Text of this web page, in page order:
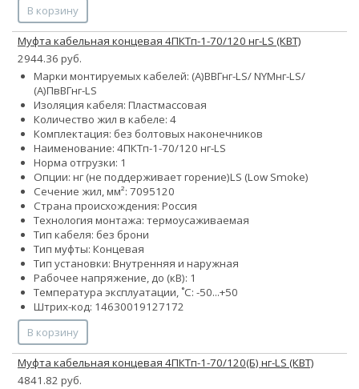
В корзину
Муфта кабельная концевая 4ПКТп-1-70/120 нг-LS (КВТ)
2944.36 руб.
Марки монтируемых кабелей: (А)ВВГнг-LS/ NYMнг-LS/
(А)ПвВГнг-LS
Изоляция кабеля: Пластмассовая
Количество жил в кабеле: 4
Комплектация: без болтовых наконечников
Наименование: 4ПКТп-1-70/120 нг-LS
Норма отгрузки: 1
Опции: нг (не поддерживает горение)LS (Low Smoke)
Сечение жил, мм²: 7095120
Страна происхождения: Россия
Технология монтажа: термоусаживаемая
Тип кабеля: без брони
Тип муфты: Концевая
Тип установки: Внутренняя и наружная
Рабочее напряжение, до (кВ): 1
Температура эксплуатации, ˚С: -50...+50
Штрих-код: 14630019127172
В корзину
Муфта кабельная концевая 4ПКТп-1-70/120(Б) нг-LS (КВТ)
4841.82 руб.